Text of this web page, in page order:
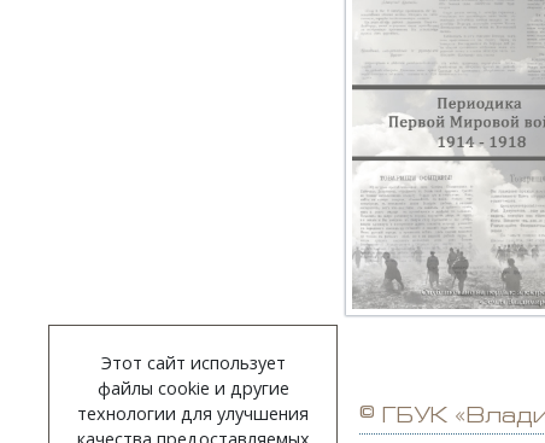
© ГБУК
Этот сайт использует
файлы cookie и другие
технологии для улучшения